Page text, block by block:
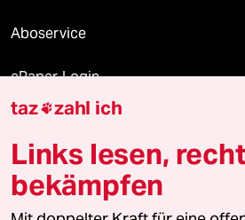
Aboservice
ePaper Login
Downloads für Abonnierende
© 2026 taz Verlags und Vertriebs
Alle Rechte vorbehalten. Bei rechtlichen
taz zahl ich
Links lesen,
bekämpfen